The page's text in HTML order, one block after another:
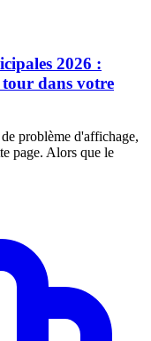
2026 :
tour dans votre
problème d'affichage,
page. Alors que le